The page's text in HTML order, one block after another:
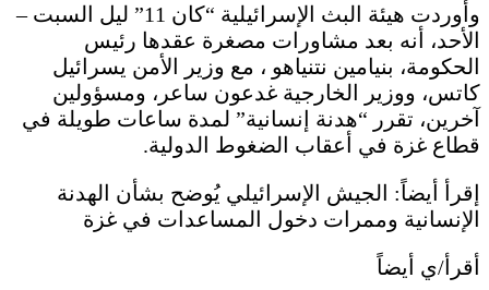
وأوردت هيئة البث الإسرائيلية “كان 11” ليل السبت –
الأحد، أنه بعد مشاورات مصغرة عقدها رئيس
الحكومة، بنيامين نتنياهو ، مع وزير الأمن يسرائيل
كاتس، ووزير الخارجية غدعون ساعر، ومسؤولين
آخرين، تقرر “هدنة إنسانية” لمدة ساعات طويلة في
قطاع غزة في أعقاب الضغوط الدولية.
إقرأ أيضاً: الجيش الإسرائيلي يُوضح بشأن الهدنة
الإنسانية وممرات دخول المساعدات في غزة
أقرأ/ي أيضاً